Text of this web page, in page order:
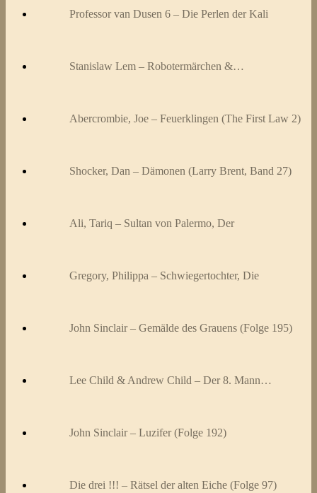
Professor van Dusen 6 – Die Perlen der Kali
Stanislaw Lem – Robotermärchen &…
Abercrombie, Joe – Feuerklingen (The First Law 2)
Shocker, Dan – Dämonen (Larry Brent, Band 27)
Ali, Tariq – Sultan von Palermo, Der
Gregory, Philippa – Schwiegertochter, Die
John Sinclair – Gemälde des Grauens (Folge 195)
Lee Child & Andrew Child – Der 8. Mann…
John Sinclair – Luzifer (Folge 192)
Die drei !!! – Rätsel der alten Eiche (Folge 97)